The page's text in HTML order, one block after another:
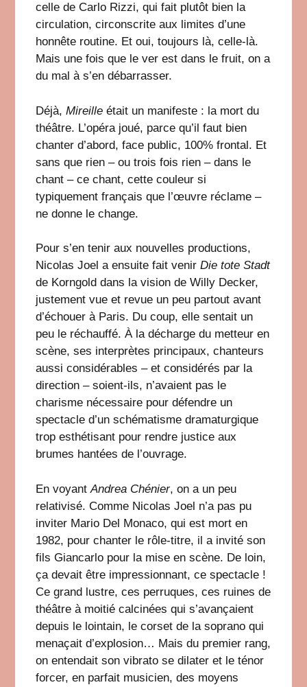
celle de Carlo Rizzi, qui fait plutôt bien la
circulation, circonscrite aux limites d’une
honnête routine. Et oui, toujours là, celle-là.
Mais une fois que le ver est dans le fruit, on a
du mal à s’en débarrasser.
Déjà,Mireille était un manifeste : la mort du
théâtre. L’opéra joué, parce qu’il faut bien
chanter d’abord, face public, 100% frontal. Et
sans que rien – ou trois fois rien – dans le
chant – ce chant, cette couleur si
typiquement français que l’œuvre réclame –
ne donne le change.
Pour s’en tenir aux nouvelles productions,
Nicolas Joel a ensuite fait venirDie tote Stadt
de Korngold dans la vision de Willy Decker,
justement vue et revue un peu partout avant
d’échouer à Paris. Du coup, elle sentait un
peu le réchauffé. À la décharge du metteur en
scène, ses interprètes principaux, chanteurs
aussi considérables – et considérés par la
direction – soient-ils, n’avaient pas le
charisme nécessaire pour défendre un
spectacle d’un schématisme dramaturgique
trop esthétisant pour rendre justice aux
brumes hantées de l’ouvrage.
En voyantAndrea Chénier, on a un peu
relativisé. Comme Nicolas Joel n’a pas pu
inviter Mario Del Monaco, qui est mort en
1982, pour chanter le rôle-titre, il a invité son
fils Giancarlo pour la mise en scène. De loin,
ça devait être impressionnant, ce spectacle !
Ce grand lustre, ces perruques, ces ruines de
théâtre à moitié calcinées qui s’avançaient
depuis le lointain, le corset de la soprano qui
menaçait d’explosion… Mais du premier rang,
on entendait son vibrato se dilater et le ténor
forcer, en parfait musicien, des moyens